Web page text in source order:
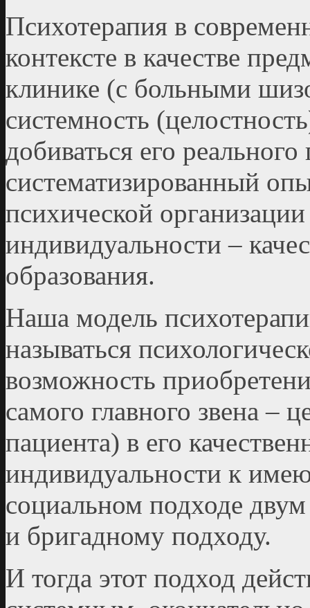
Психотерапия в
контексте в качестве
клинике (с больными
системность
добиваться его
систематизированный
психической
индивидуальности –
образования.
Наша модель
называться
возможность
самого главного звена –
пациента) в его
индивидуальности к
социальном подходе
и бригадному подходу.
И тогда этот подход